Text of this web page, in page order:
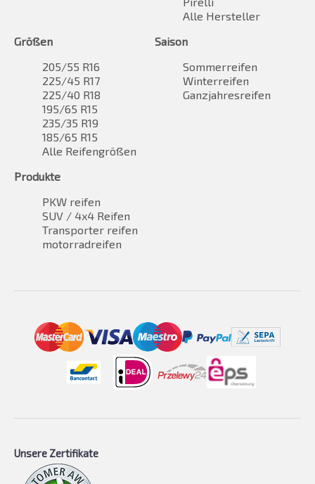
Alle Hersteller
Größen
205/55 R16
225/45 R17
225/40 R18
195/65 R15
235/35 R19
185/65 R15
Alle Reifengrößen
Saison
Sommerreifen
Winterreifen
Ganzjahresreifen
Produkte
PKW reifen
SUV / 4x4 Reifen
Transporter reifen
motorradreifen
Unsere Zertifikate